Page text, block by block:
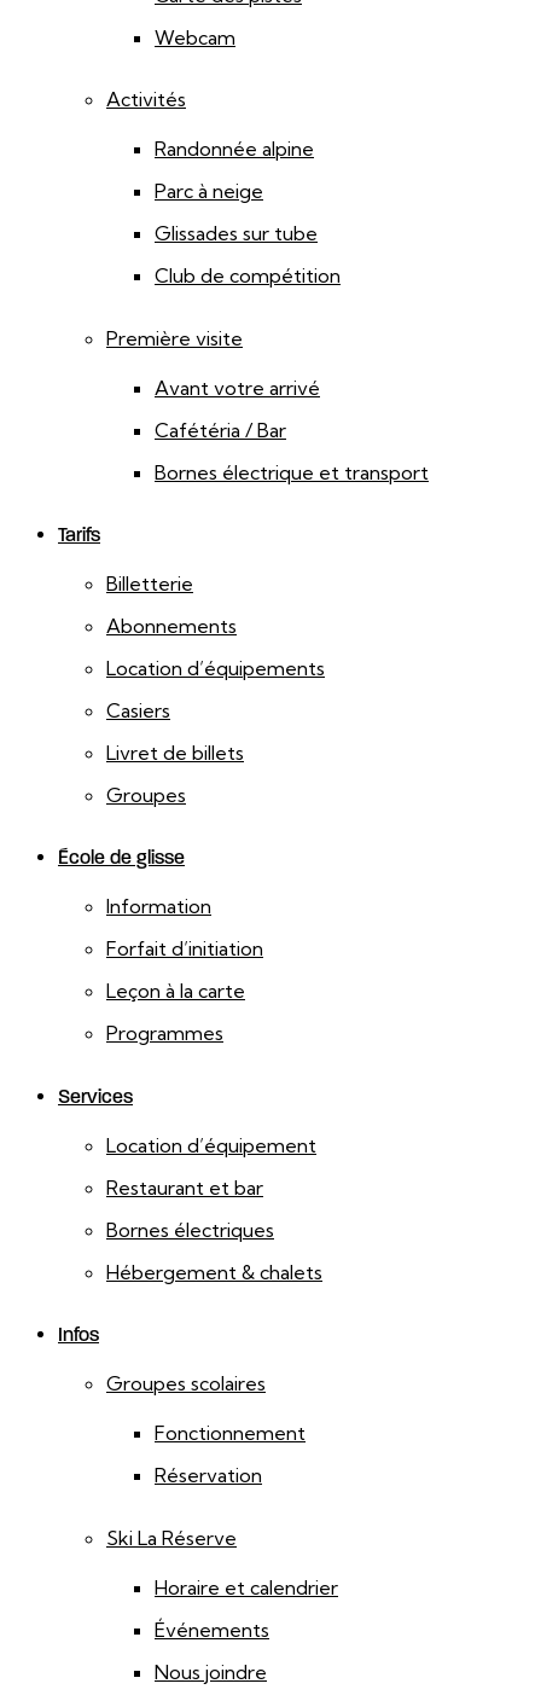
Webcam
Activités
Randonnée alpine
Parc à neige
Glissades sur tube
Club de compétition
Première visite
Avant votre arrivé
Cafétéria / Bar
Bornes électrique et transport
Tarifs
Billetterie
Abonnements
Location d’équipements
Casiers
Livret de billets
Groupes
École de glisse
Information
Forfait d’initiation
Leçon à la carte
Programmes
Services
Location d’équipement
Restaurant et bar
Bornes électriques
Hébergement & chalets
Infos
Groupes scolaires
Fonctionnement
Réservation
Ski La Réserve
Horaire et calendrier
Événements
Nous joindre